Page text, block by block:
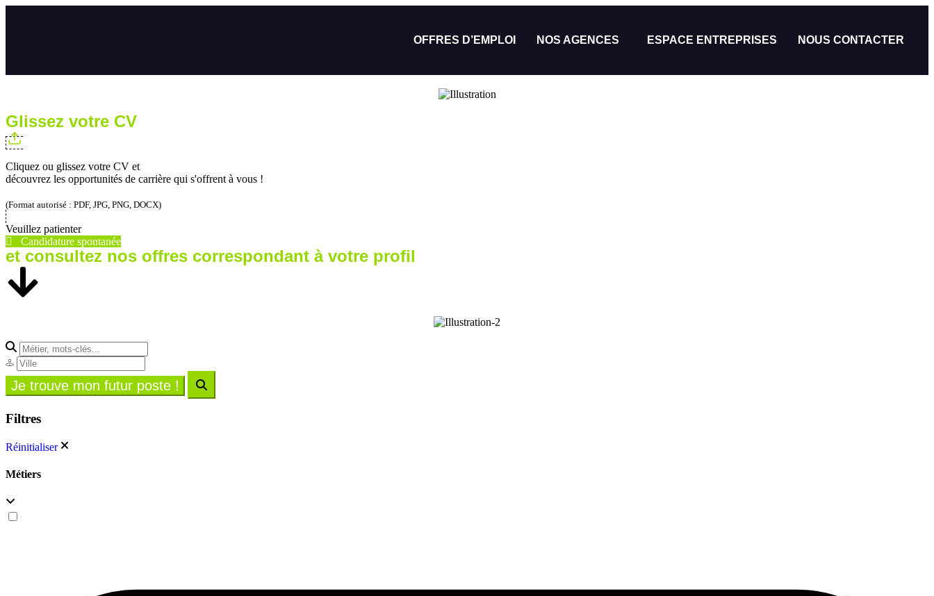
OFFRES D’EMPLOI NOS AGENCES ESPACE ENTREPRISES NOUS CONTACTER
Glissez votre CV
Cliquez ou glissez votre CV et
découvrez les opportunités de carrière qui s'offrent à vous !
(Format autorisé : PDF, JPG, PNG, DOCX)
Veuillez patienter
Candidature spontanée
et consultez nos offres correspondant à votre profil
Filtres
Réinitialiser
Métiers